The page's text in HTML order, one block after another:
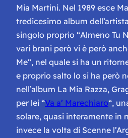
Mia Martini. Nel 1989 esce
tredicesimo album
singolo proprio “Almeno Tu
vari brani però vi è però
Me“, nel quale si ha un
e proprio salto lo si ha però
nell’album La Mia Razza,
per lei “Va a’ Marechiaro“,
solare, quasi interamente in
invece la volta di Scenne